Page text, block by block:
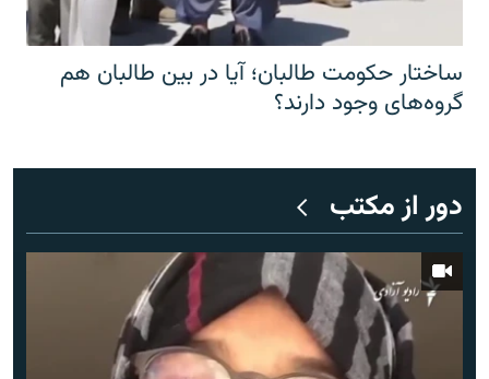
ساختار حکومت طالبان؛ آیا در بین طالبان هم
گروه‌های وجود دارند؟
دور از مکتب